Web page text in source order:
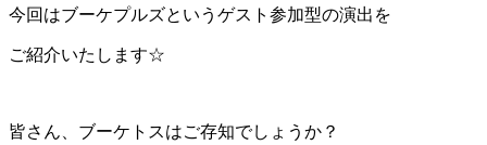
今回はブーケプルズというゲスト参加型の演出を
ご紹介いたします☆
皆さん、ブーケトスはご存知でしょうか？